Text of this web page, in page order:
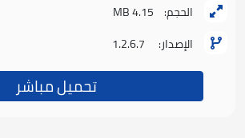
الحجم: 4.15 MB
الإصدار:
1.2.6.7
تحميل مباشر